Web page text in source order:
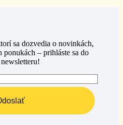
sa dozvedia o novinkách,
ponukách – prihláste sa do